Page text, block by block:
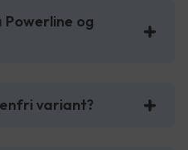
og
variant?